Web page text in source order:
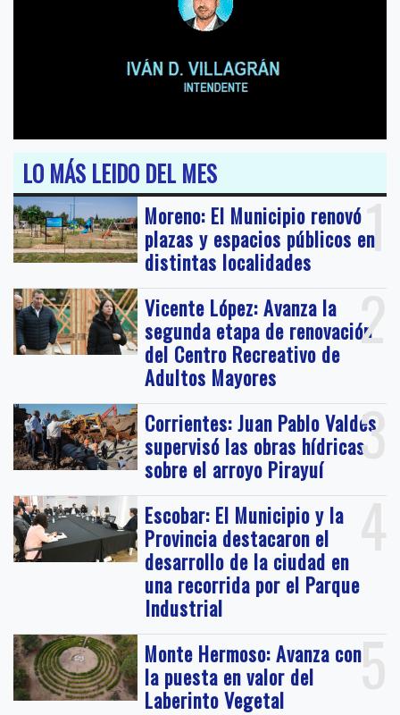
LO MÁS LEIDO DEL MES
1
Moreno: El Municipio renovó
plazas y espacios públicos en
distintas localidades
2
Vicente López: Avanza la
segunda etapa de renovación
del Centro Recreativo de
Adultos Mayores
3
Corrientes: Juan Pablo Valdés
supervisó las obras hídricas
sobre el arroyo Pirayuí
4
Escobar: El Municipio y la
Provincia destacaron el
desarrollo de la ciudad en
una recorrida por el Parque
Industrial
5
Monte Hermoso: Avanza con
la puesta en valor del
Laberinto Vegetal